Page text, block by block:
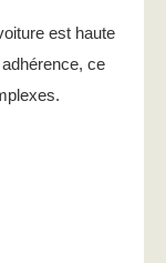
est haute
ce